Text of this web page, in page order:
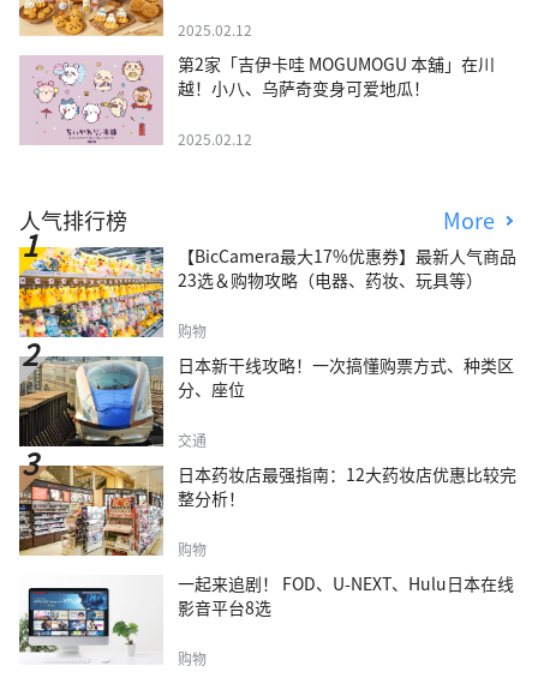
2025.02.12
第2家「吉伊卡哇 MOGUMOGU 本舖」在川
越！小八、乌萨奇变身可爱地瓜！
2025.02.12
人气排行榜 More
【BicCamera最大17%优惠券】最新人气商品
23选＆购物攻略（电器、药妆、玩具等）
购物
日本新干线攻略！一次搞懂购票方式、种类区
分、座位
交通
日本药妆店最强指南：12大药妆店优惠比较完
整分析！
购物
一起来追剧！ FOD、U-NEXT、Hulu日本在线
影音平台8选
购物